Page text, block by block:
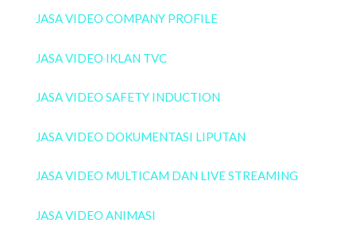
JASA VIDEO COMPANY PROFILE
JASA VIDEO IKLAN TVC
JASA VIDEO SAFETY INDUCTION
JASA VIDEO DOKUMENTASI LIPUTAN
JASA VIDEO MULTICAM DAN LIVE STREAMING
JASA VIDEO ANIMASI